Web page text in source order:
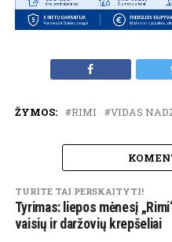
ŽYMOS: RIMI VIDAS
TURITE TAI PERSKAITYTI!
Tyrimas: liepos mėnesį
vaisių ir daržovių krepšeliai